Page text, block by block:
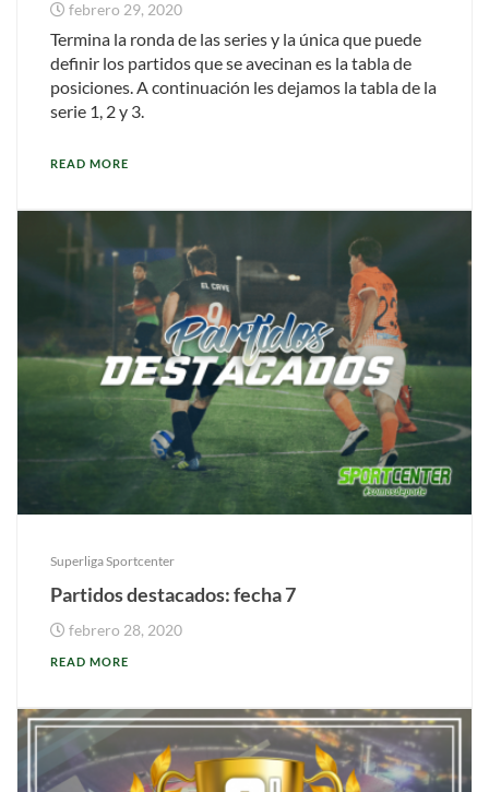
febrero 29, 2020
Termina la ronda de las series y la única que puede
definir los partidos que se avecinan es la tabla de
posiciones. A continuación les dejamos la tabla de la
serie 1, 2 y 3.
READ MORE
Superliga Sportcenter
Partidos destacados: fecha 7
febrero 28, 2020
READ MORE